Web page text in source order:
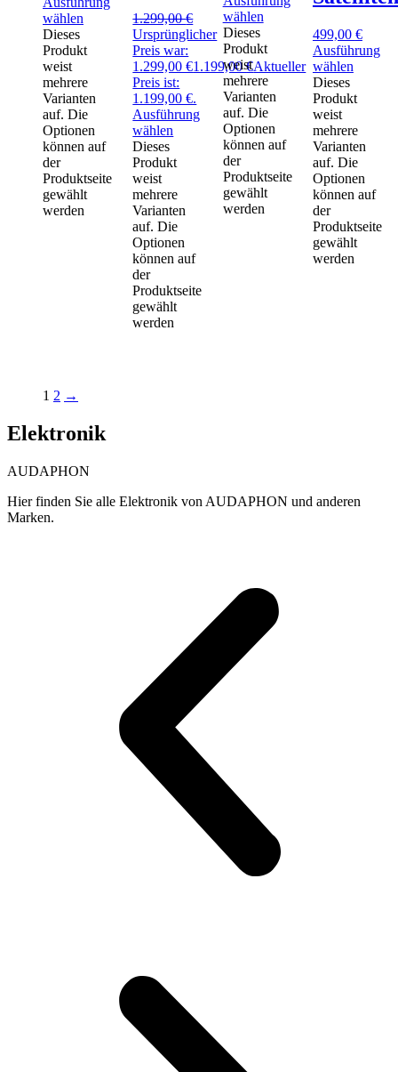
wählen
Dieses
Produkt
weist
mehrere
Varianten
auf. Die
Optionen
können auf
der
Produktseite
gewählt
werden
1.299,00€
Ursprünglicher
Preis war:
1.299,00 €1.199,00€Aktueller
Preis ist:
1.199,00 €.
Ausführung
wählen
Dieses
Produkt
weist
mehrere
Varianten
auf. Die
Optionen
können auf
der
Produktseite
gewählt
werden
wählen
Dieses
Produkt
weist
mehrere
Varianten
auf. Die
Optionen
können auf
der
Produktseite
gewählt
werden
499,00 €
Ausführung
wählen
Dieses
Produkt
weist
mehrere
Varianten
auf. Die
Optionen
können auf
der
Produktseite
gewählt
werden
1 2 →
Elektronik
AUDAPHON
Hier finden Sie alle Elektronik von AUDAPHON und anderen
Marken.